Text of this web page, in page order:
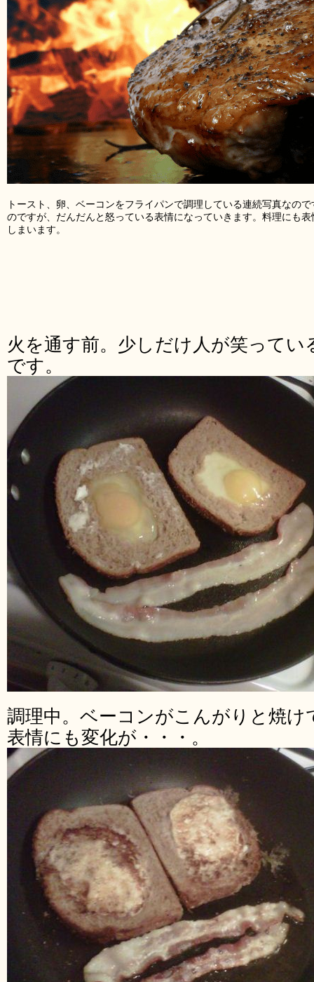
トースト、卵、ベーコンをフライパンで調理している連続写真なの
のですが、だんだんと怒っている表情になっていきます。料理にも
しまいます。
火を通す前。少しだけ人が笑って
です。
調理中。ベーコンがこんがりと焼
表情にも変化が・・・。